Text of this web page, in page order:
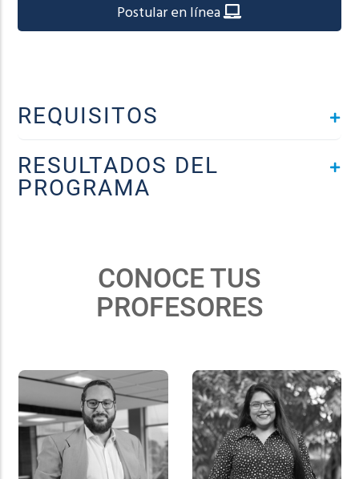
Postular en línea
REQUISITOS
RESULTADOS DEL
PROGRAMA
CONOCE TUS
PROFESORES